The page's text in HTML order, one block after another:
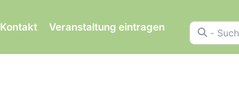
Kontakt Veranstaltung eintragen - Suchen